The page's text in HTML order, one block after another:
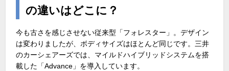
の違いはどこに？
今も古さを感じさせない従来型「フォレスター」。デザイン
は変わりましたが、ボディサイズはほとんど同じです。三井
のカーシェアーズでは、マイルドハイブリッドシステムを搭
載した「Advance」を導入しています。